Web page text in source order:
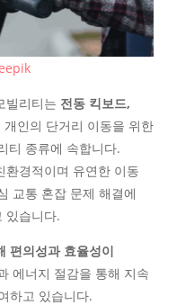
빌리티는 전동 킥보드,
인의 단거리 이동을 위한
티 종류에 속합니다.
환경적이며 유연한 이동
교통 혼잡 문제 해결에
있습니다.
편의성과 효율성이
에너지 절감을 통해 지속
하고 있습니다.